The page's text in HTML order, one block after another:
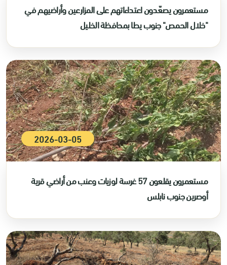
مستعمرون يصعّدون اعتداءاتهم على المزارعين وأراضيهم في
"خلال الحمص" جنوب يطا بمحافظة الخليل
2026-03-05
مستعمرون يقلعون 57 غرسة لوزيات وعنب من أراضي قرية
أوصرين جنوب نابلس